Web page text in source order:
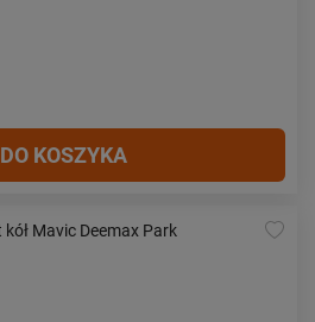
DO KOSZYKA